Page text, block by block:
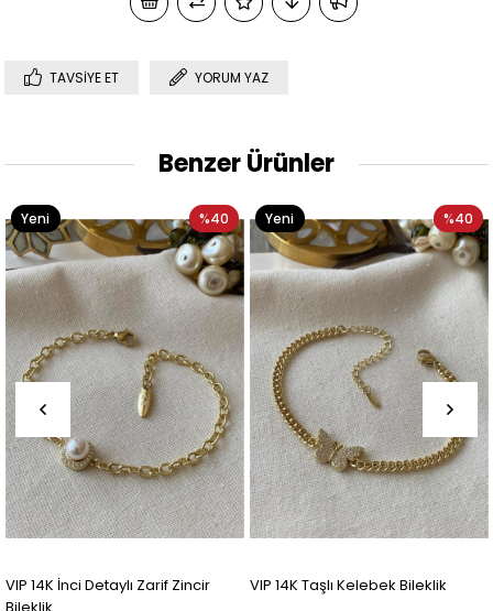
TAVSIYE ET YORUM YAZ
Benzer Ürünler
VIP 14K İnci Detaylı Zarif Zincir
Bileklik
%40
Yeni
Ürün
VIP 14K Taşlı Kelebek Bileklik
%40
Yeni
Ürün